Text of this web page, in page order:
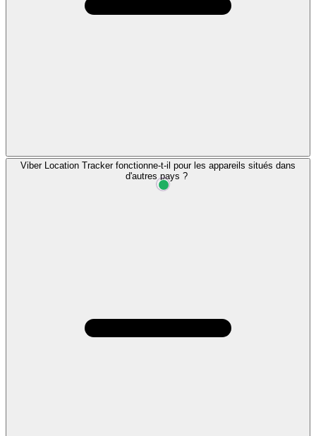
Viber Location Tracker fonctionne-t-il pour les appareils situés dans
d'autres pays ?